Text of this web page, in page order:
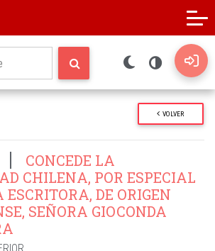
VOLVER
CONCEDE LA
CHILENA, POR ESPECIAL
DE ORIGEN
SEÑORA GIOCONDA